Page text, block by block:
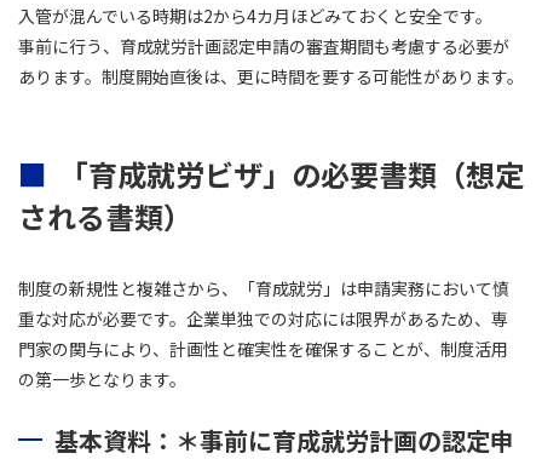
入管が混んでいる時期は2から4カ月ほどみておくと安全です。
事前に行う、育成就労計画認定申請の審査期間も考慮する必要が
あります。制度開始直後は、更に時間を要する可能性があります。
「育成就労ビザ」の必要書類（想定
される書類）
制度の新規性と複雑さから、「育成就労」は申請実務において慎
重な対応が必要です。企業単独での対応には限界があるため、専
門家の関与により、計画性と確実性を確保することが、制度活用
の第一歩となります。
基本資料：＊事前に育成就労計画の認定申